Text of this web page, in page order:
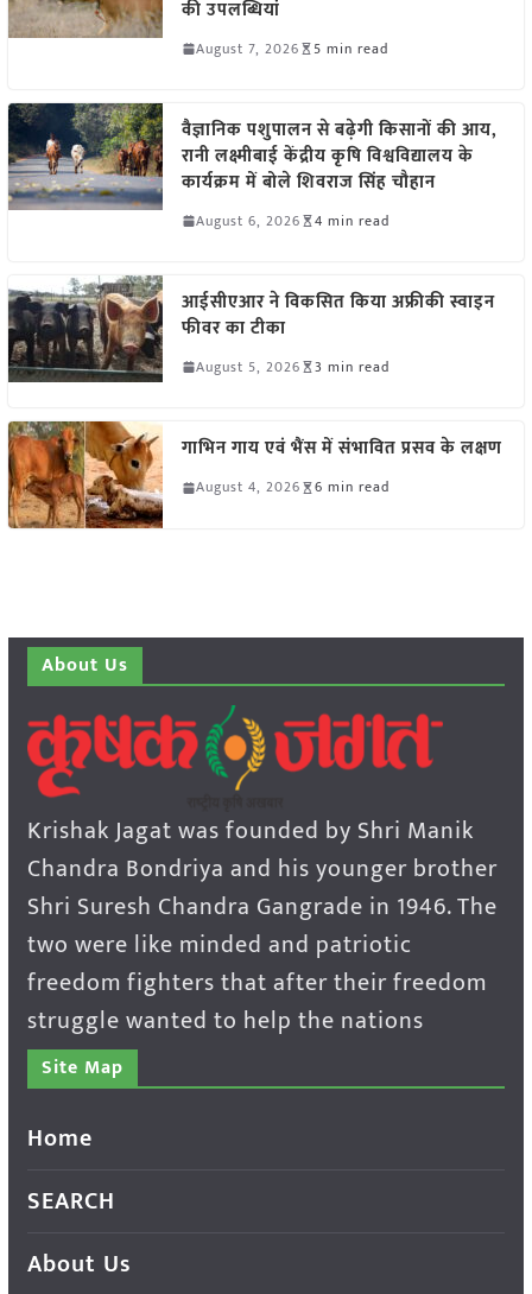
की उपलब्धियां
August 7, 2026 5 min read
वैज्ञानिक पशुपालन से बढ़ेगी किसानों की आय,
रानी लक्ष्मीबाई केंद्रीय कृषि विश्वविद्यालय के
कार्यक्रम में बोले शिवराज सिंह चौहान
August 6, 2026 4 min read
आईसीएआर ने विकसित किया अफ्रीकी स्वाइन
फीवर का टीका
August 5, 2026 3 min read
गाभिन गाय एवं भैंस में संभावित प्रसव के लक्षण
August 4, 2026 6 min read
About Us
Krishak Jagat was founded by Shri Manik
Chandra Bondriya and his younger brother
Shri Suresh Chandra Gangrade in 1946. The
two were like minded and patriotic
freedom fighters that after their freedom
struggle wanted to help the nations
Site Map
Home
SEARCH
About Us